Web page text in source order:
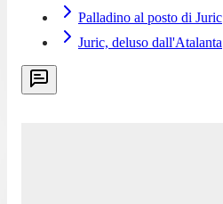
Palladino al posto di Juric
Juric, deluso dall'Atalanta